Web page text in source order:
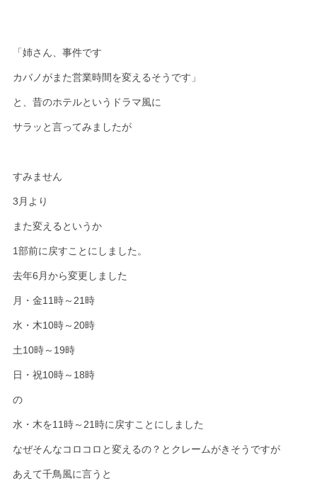
「姉さん、事件です
カバノがまた営業時間を変えるそうです」
と、昔のホテルというドラマ風に
サラッと言ってみましたが
すみません
3月より
また変えるというか
1部前に戻すことにしました。
去年6月から変更しました
月・金11時～21時
水・木10時～20時
土10時～19時
日・祝10時～18時
の
水・木を11時～21時に戻すことにしました
なぜそんなコロコロと変えるの？とクレームがきそうですが
あえて千鳥風に言うと